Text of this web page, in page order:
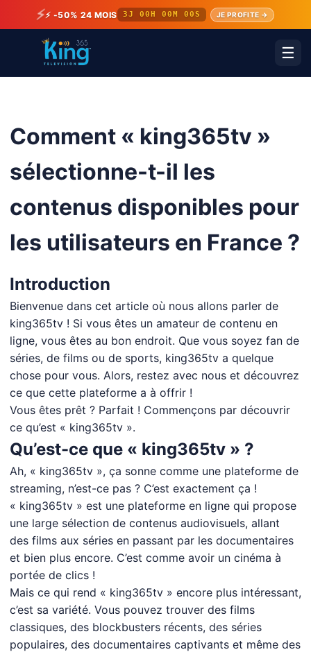
⚡⚡ -50% 24 MOIS 3J 00H 00M 00S JE PROFITE →
☰
Comment « king365tv »
sélectionne-t-il les
contenus disponibles pour
les utilisateurs en France ?
Introduction
Bienvenue dans cet article où nous allons parler de
king365tv ! Si vous êtes un amateur de contenu en
ligne, vous êtes au bon endroit. Que vous soyez fan de
séries, de films ou de sports, king365tv a quelque
chose pour vous. Alors, restez avec nous et découvrez
ce que cette plateforme a à offrir !
Vous êtes prêt ? Parfait ! Commençons par découvrir
ce qu’est « king365tv ».
Qu’est-ce que « king365tv » ?
Ah, « king365tv », ça sonne comme une plateforme de
streaming, n’est-ce pas ? C’est exactement ça !
« king365tv » est une plateforme en ligne qui propose
une large sélection de contenus audiovisuels, allant
des films aux séries en passant par les documentaires
et bien plus encore. C’est comme avoir un cinéma à
portée de clics !
Mais ce qui rend « king365tv » encore plus intéressant,
c’est sa variété. Vous pouvez trouver des films
classiques, des blockbusters récents, des séries
populaires, des documentaires captivants et même des